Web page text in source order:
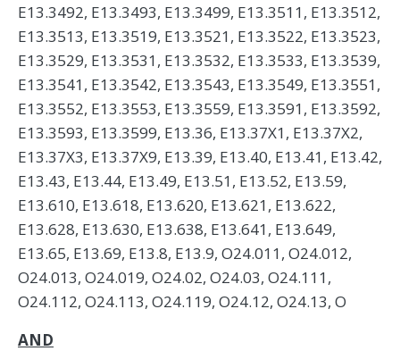
E13.3492, E13.3493, E13.3499, E13.3511, E13.3512,
E13.3513, E13.3519, E13.3521, E13.3522, E13.3523,
E13.3529, E13.3531, E13.3532, E13.3533, E13.3539,
E13.3541, E13.3542, E13.3543, E13.3549, E13.3551,
E13.3552, E13.3553, E13.3559, E13.3591, E13.3592,
E13.3593, E13.3599, E13.36, E13.37X1, E13.37X2,
E13.37X3, E13.37X9, E13.39, E13.40, E13.41, E13.42,
E13.43, E13.44, E13.49, E13.51, E13.52, E13.59,
E13.610, E13.618, E13.620, E13.621, E13.622,
E13.628, E13.630, E13.638, E13.641, E13.649,
E13.65, E13.69, E13.8, E13.9, O24.011, O24.012,
O24.013, O24.019, O24.02, O24.03, O24.111,
O24.112, O24.113, O24.119, O24.12, O24.13, O
AND